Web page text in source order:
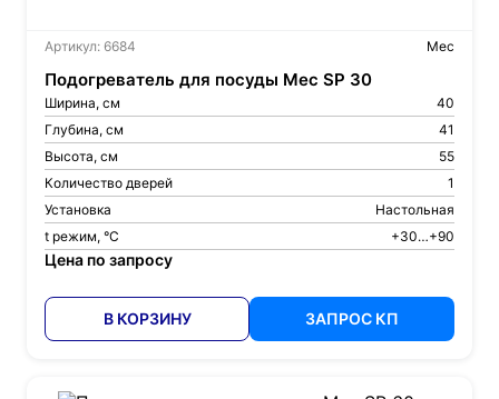
Артикул: 6684 Mec
Подогреватель для посуды Mec SP 30
Ширина, см
40
Глубина, см
41
Высота, см
55
Количество дверей
1
Установка
Настольная
t режим, °С
+30…+90
Цена по запросу
В КОРЗИНУ ЗАПРОС КП